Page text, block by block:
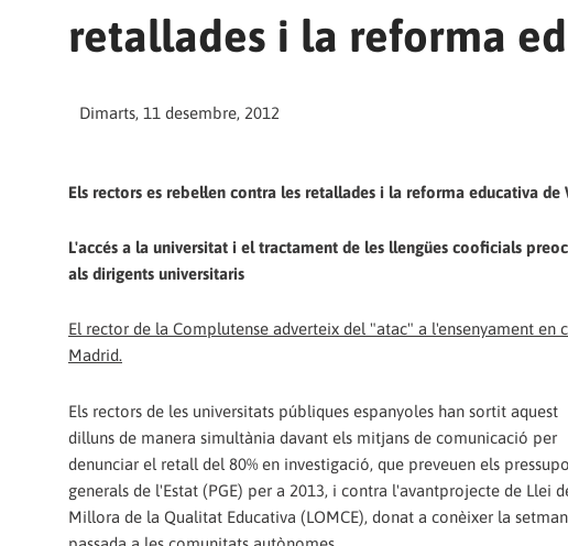
retallades i la reforma
Dimarts, 11 desembre, 2012
Els rectors es rebel·len contra les retallades i la reforma educativa de
L'accés a la universitat i el tractament de les llengües cooficials
als dirigents universitaris
El rector de la Complutense adverteix del "atac" a l'ensenyament en
Madrid.
Els rectors de les universitats públiques espanyoles han sortit aquest
dilluns de manera simultània davant els mitjans de comunicació per
denunciar el retall del 80% en investigació, que preveuen els
generals de l'Estat (PGE) per a 2013, i contra l'avantprojecte de Llei
Millora de la Qualitat Educativa (LOMCE), donat a conèixer la